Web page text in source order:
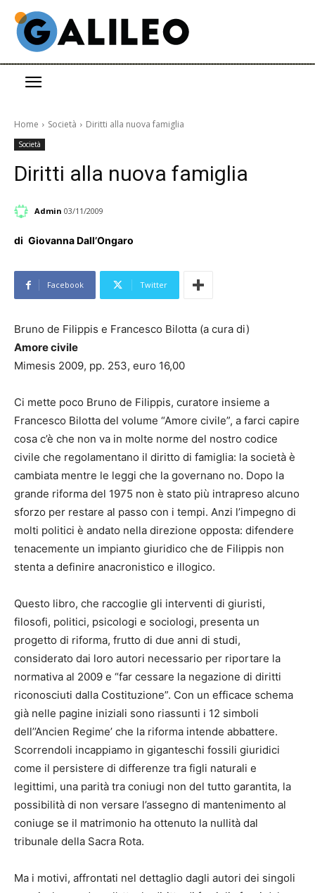
Home Società Diritti alla nuova famiglia
Società
Diritti alla nuova famiglia
Admin 03/11/2009
di Giovanna Dall’Ongaro
Facebook Twitter
Bruno de Filippis e Francesco Bilotta (a cura di)
Amore civile
Mimesis 2009, pp. 253, euro 16,00
Ci mette poco Bruno de Filippis, curatore insieme a
Francesco Bilotta del volume “Amore civile”, a farci capire
cosa c’è che non va in molte norme del nostro codice
civile che regolamentano il diritto di famiglia: la società è
cambiata mentre le leggi che la governano no. Dopo la
grande riforma del 1975 non è stato più intrapreso alcuno
sforzo per restare al passo con i tempi. Anzi l’impegno di
molti politici è andato nella direzione opposta: difendere
tenacemente un impianto giuridico che de Filippis non
stenta a definire anacronistico e illogico.
Questo libro, che raccoglie gli interventi di giuristi,
filosofi, politici, psicologi e sociologi, presenta un
progetto di riforma, frutto di due anni di studi,
considerato dai loro autori necessario per riportare la
normativa al 2009 e “far cessare la negazione di diritti
riconosciuti dalla Costituzione”. Con un efficace schema
già nelle pagine iniziali sono riassunti i 12 simboli
dell’’Ancien Regime’ che la riforma intende abbattere.
Scorrendoli incappiamo in giganteschi fossili giuridici
come il persistere di differenze tra figli naturali e
legittimi, una parità tra coniugi non del tutto garantita, la
possibilità di non versare l’assegno di mantenimento al
coniuge se il matrimonio ha ottenuto la nullità dal
tribunale della Sacra Rota.
Ma i motivi, affrontati nel dettaglio dagli autori dei singoli